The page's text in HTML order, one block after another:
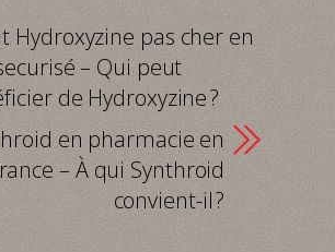
Hydroxyzine pas cher en
– Qui peut
de Hydroxyzine ?
en pharmacie en
– À qui Synthroid
convient-il ?